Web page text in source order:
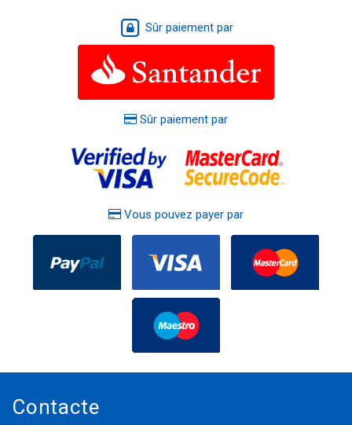
Sûr paiement par
Sûr paiement par
Vous pouvez payer par
Contacte